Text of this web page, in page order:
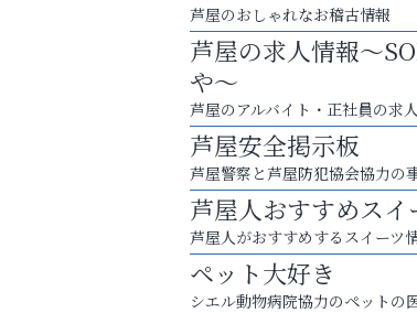
芦屋のおしゃれなお稽古情報
芦屋の求人情報～
や～
芦屋のアルバイト・正社員の求
芦屋安全掲示板
芦屋警察と芦屋防犯協会協力の
芦屋人おすすめスイ
芦屋人がおすすめするスイーツ
ペット大好き
シエル動物病院協力のペットの